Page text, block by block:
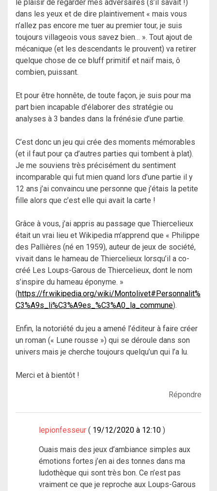
le plaisir de regarder mes adversaires (s’il savait !)
dans les yeux et de dire plaintivement « mais vous
n’allez pas encore me tuer au premier tour, je suis
toujours villageois vous savez bien… ». Tout ajout de
mécanique (et les descendants le prouvent) va retirer
quelque chose de ce bluff primitif et naïf mais, ô
combien, puissant.
Et pour être honnête, de toute façon, je suis pour ma
part bien incapable d’élaborer des stratégie ou
analyses à 3 bandes dans la frénésie d’une partie.
C’est donc un jeu qui crée des moments mémorables
(et il faut pour ça d’autres parties qui tombent à plat).
Je me souviens très précisément du sentiment
incomparable qui fut mien quand lors d’une partie il y
12 ans j’ai convaincu une personne que j’étais la petite
fille alors que c’est elle qui avait la carte !
Grâce à vous, j’ai appris au passage que Thiercelieux
était un vrai lieu et Wikipedia m’apprend que « Philippe
des Pallières (né en 1959), auteur de jeux de société,
vivait dans le hameau de Thiercelieux lorsqu’il a co-
créé Les Loups-Garous de Thiercelieux, dont le nom
s’inspire du hameau éponyme. »
(https://fr.wikipedia.org/wiki/Montolivet#Personnalit%
C3%A9s_li%C3%A9es_%C3%A0_la_commune).
Enfin, la notoriété du jeu a amené l’éditeur à faire créer
un roman (« Lune rousse ») qui se déroule dans son
univers mais je cherche toujours quelqu’un qui l’a lu.
Merci et à bientôt !
Répondre
lepionfesseur 19/12/2020 à 12:10
Ouais mais des jeux d’ambiance simples aux
émotions fortes j’en ai des tonnes dans ma
ludothèque qui sont très bon. Ce n’est pas
vraiment ce que je reproche aux Loups-Garous